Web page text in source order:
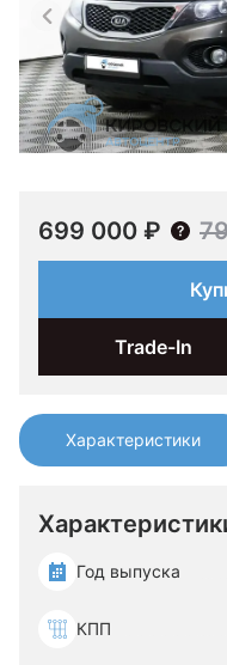
Характеристики
Год выпуска
КПП
699 000 ₽
Trade-In